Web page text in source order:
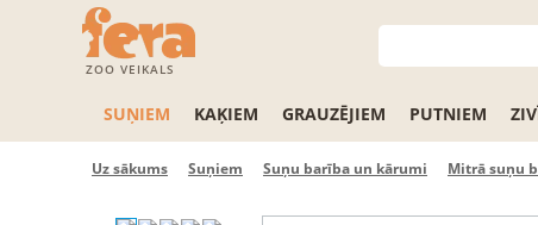
ZOO VEIKALS
SUŅIEM KAĶIEM GRAUZĒJIEM PUTNIEM
Uz sākums Suņiem Suņu barība un kārumi Mitrā suņu